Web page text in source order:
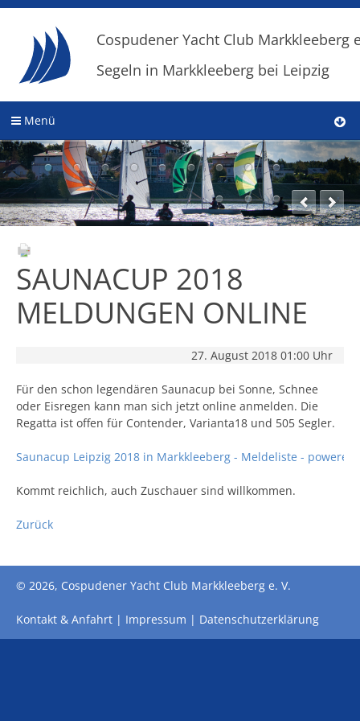
Cospudener Yacht Club Markkleeberg
Segeln in Markkleeberg bei Leipzig
Menü
SAUNACUP 2018
MELDUNGEN ONLINE
27. August 2018 01:00 Uhr
Für den schon legendären Saunacup bei Sonne, Schnee
oder Eisregen kann man sich jetzt online anmelden. Die
Regatta ist offen für Contender, Varianta18 und 505 Segler.
Saunacup Leipzig 2018 in Markkleeberg - Meldeliste -
Kommt reichlich, auch Zuschauer sind willkommen.
Zurück
© 2026, Cospudener Yacht Club Markkleeberg e. V.
Kontakt & Anfahrt Impressum Datenschutzerklärung